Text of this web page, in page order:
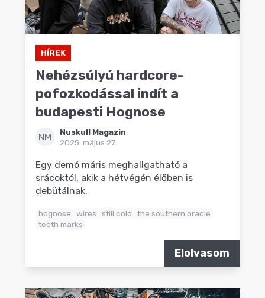
HÍREK
Nehézsúlyú hardcore-
pofozkodással indít a
budapesti Hognose
NM
Nuskull Magazin
2025. május 27.
Egy demó máris meghallgatható a
srácoktól, akik a hétvégén élőben is
debütálnak.
hognose wires still cold
the southern oracle
teeth marks
Elolvasom